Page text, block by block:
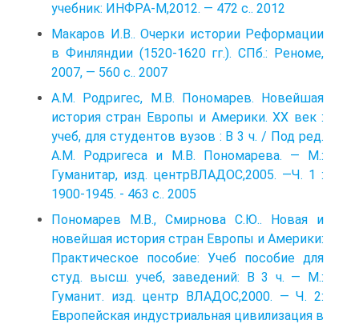
учебник: ИНФРА-М,2012. — 472 с.. 2012
Макаров И.В.. Очерки истории Реформации
в Финляндии (1520-1620 гг.). СПб.: Реноме,
2007, — 560 с.. 2007
A.M. Родригес, M.B. Пономарев. Новейшая
история стран Европы и Америки. XX век :
учеб, для студентов вузов : B 3 ч. / Под ред.
A.M. Родригеса и M.B. Пономарева. — M.:
Гуманитар, изд. центрВЛАДОС,2005. —Ч. 1 :
1900-1945. - 463 с.. 2005
Пономарев M.B., Смирнова С.Ю.. Новая и
новейшая история стран Европы и Америки:
Практическое пособие: Учеб пособие для
студ. высш. учеб, заведений: B 3 ч. — M.:
Гуманит. изд. центр ВЛАДОС,2000. — Ч. 2:
Европейская индустриальная цивилизация в